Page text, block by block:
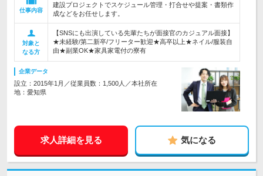
仕事内容
建設プロジェクトでスケジュール管理・打合せや提案・書類作
成などをお任せします。
対象と
なる方
【SNSにも出演している先輩たちが面接官のカジュアル面接】
★未経験/第二新卒/フリーター歓迎★高卒以上★ネイル/服装自
由★副業OK★家具家電付の寮有
企業データ
設立：2015年1月／従業員数：1,500人／本社所在
地：愛知県
求人詳細を見る 気になる